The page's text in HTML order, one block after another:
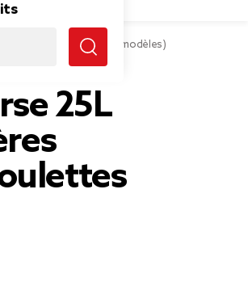
avec 2 roulettes (2 modèles)
25L